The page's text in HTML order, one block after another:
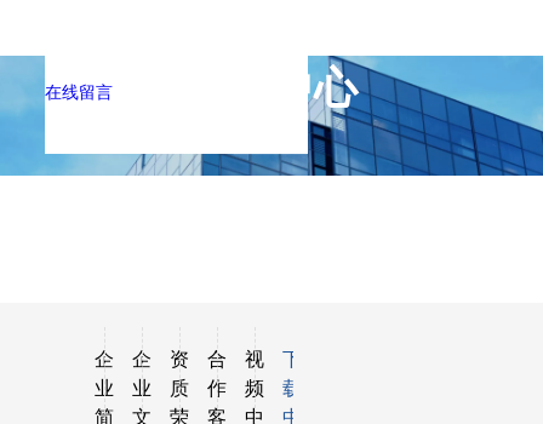
在线留言 下载中心
——
企
业
简
企
业
文
资
质
荣
合
作
客
视
频
中
下
载
中